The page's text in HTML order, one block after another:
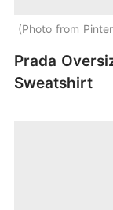
Photo from
Prada
Sweatshirt